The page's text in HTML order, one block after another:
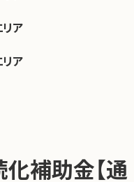
ア
ア
補助金【通